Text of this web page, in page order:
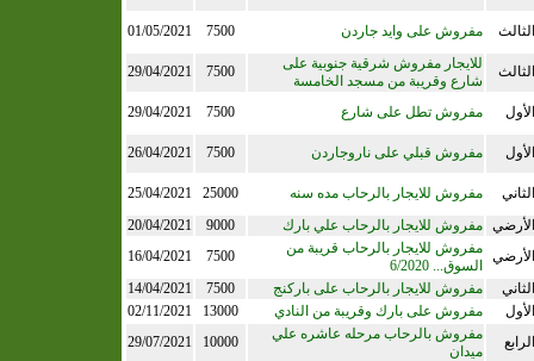
الثالث مفروش على وايد جاردن 7500
01/05/2021
الثالث
للايجار مفروش شرقية جنوبية على
شارع وقريبة من مسجد الخامسة
7500
29/04/2021
الأول مفروش تطل على شارع 7500
29/04/2021
الأول مفروش قبلي على ناروجاردن 7500
26/04/2021
الثاني مفروش للايجار بالرحاب مده سنه 25000
25/04/2021
الأرضي
مفروش للايجار بالرحاب علي بارك 9000
20/04/2021
الأرضي
مفروش للايجار بالرحاب قريبة من
السوق... 6/2020
7500
16/04/2021
الثاني
مفروش للايجار بالرحاب على باركنج 7500
14/04/2021
الأول
مفروش على بارك وقريبة من النادي 13000
02/11/2021
الرابع
مفروش بالرحاب مرحله عاشره علي
ميدان
10000
29/07/2021